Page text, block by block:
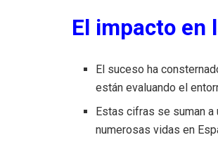
El impacto en
El suceso ha
están evaluando el
Estas cifras se suman
numerosas vidas en